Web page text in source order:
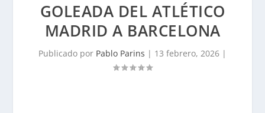
GOLEADA DEL ATLÉTICO
MADRID A BARCELONA
Publicado por Pablo Parins | 13 febrero, 2026 |